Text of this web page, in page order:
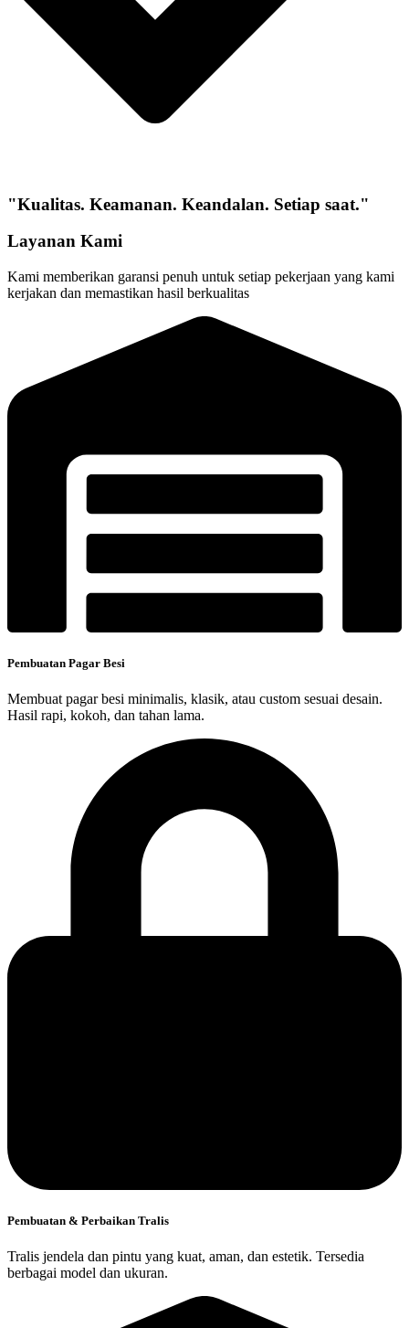
"Kualitas. Keamanan. Keandalan. Setiap saat."
Layanan Kami
Kami memberikan garansi penuh untuk setiap pekerjaan yang kami
kerjakan dan memastikan hasil berkualitas
Pembuatan Pagar Besi
Membuat pagar besi minimalis, klasik, atau custom sesuai desain.
Hasil rapi, kokoh, dan tahan lama.
Pembuatan & Perbaikan Tralis
Tralis jendela dan pintu yang kuat, aman, dan estetik. Tersedia
berbagai model dan ukuran.